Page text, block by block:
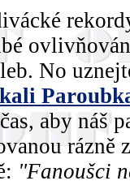
No
aby náš
"Fanoušci